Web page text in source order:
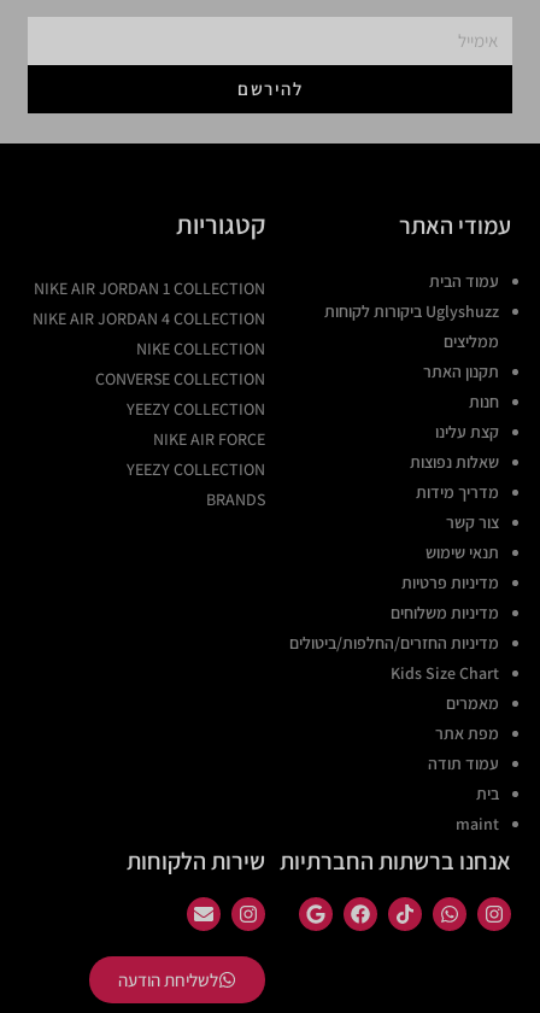
להירשם
עמודי האתר
עמוד הבית
Uglyshuzz ביקורות לקוחות
ממליצים
תקנון האתר
חנות
קצת עלינו
שאלות נפוצות
מדריך מידות
צור קשר
תנאי שימוש
מדיניות פרטיות
מדיניות משלוחים
מדיניות החזרים/החלפות/ביטולים
Kids Size Chart
מאמרים
מפת אתר
עמוד תודה
בית
maint
קטגוריות
NIKE AIR JORDAN 1 COLLECTION
NIKE AIR JORDAN 4 COLLECTION
NIKE COLLECTION
CONVERSE COLLECTION
YEEZY COLLECTION
NIKE AIR FORCE
YEEZY COLLECTION
BRANDS
אנחנו ברשתות החברתיות שירות הלקוחות
לשליחת הודעה